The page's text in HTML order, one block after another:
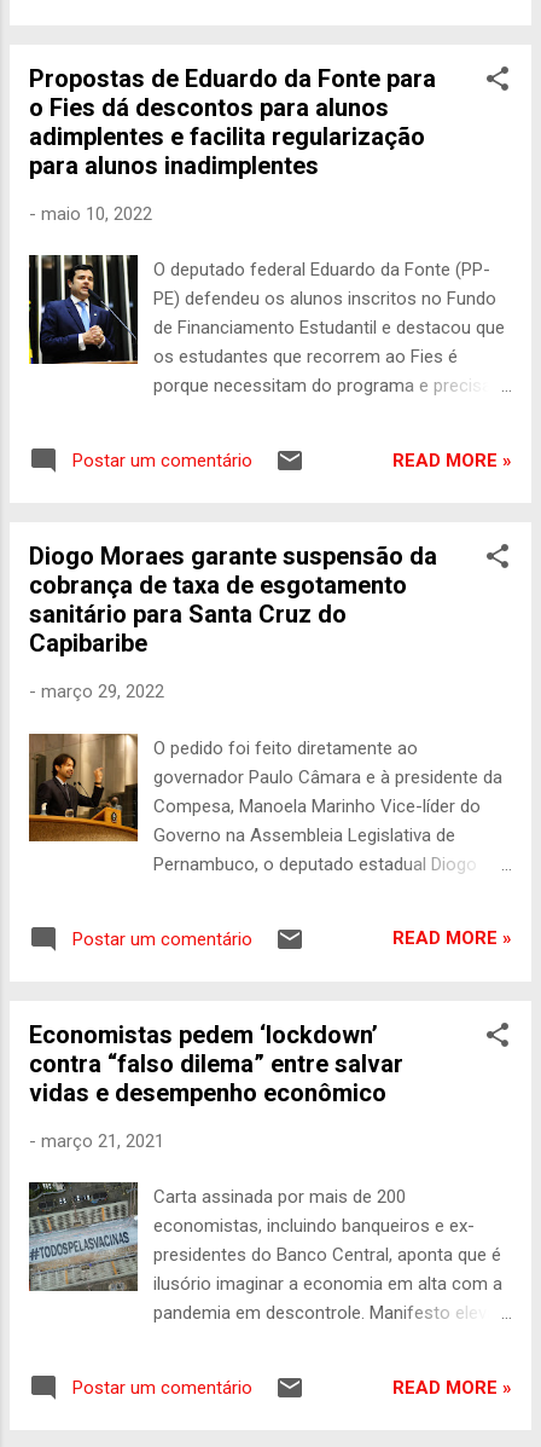
Propostas de Eduardo da Fonte para
o Fies dá descontos para alunos
adimplentes e facilita regularização
para alunos inadimplentes
- maio 10, 2022
O deputado federal Eduardo da Fonte (PP-
PE) defendeu os alunos inscritos no Fundo
de Financiamento Estudantil e destacou que
os estudantes que recorrem ao Fies é
porque necessitam do programa e precisam
alteram a cobrança de créditos do Fies. Uma
devedor para os bons pagadores. Outra
medida (Emenda 68 à MPV 1090/21), anistia
as parcelas restantes do financiamento para
Covid-19. O deputado também propõe
para os alunos com dívidas com o programa
para colocar o pagamento em dia. “Os
estudantes que contratam o Fies precisam
deste auxílio para levar adiante os estudos e
sua qualificação. A prioridade do Governo
profissionais, reconhecer os bons
Postar um comentário READ MORE »
Diogo Moraes garante suspensão da
cobrança de taxa de esgotamento
sanitário para Santa Cruz do
Capibaribe
- março 29, 2022
O pedido foi feito diretamente ao
governador Paulo Câmara e à presidente da
Compesa, Manoela Marinho Vice-líder do
Governo na Assembleia Legislativa de
Pernambuco, o deputado estadual Diogo
de Santa Cruz do Capibaribe. A tarifa seria
regular de água seja feito no município. O
pedido foi feito diretamente ao governador
Paulo Câmara e à presidente da Compesa,
partir de maio, mas será suspensa depois da
“Conversamos com a presidente da
Compesa, Manoela Marinho, e com o
governador Paulo Câmara. O povo de Santa
Cruz do Capibaribe não pode receber mais
uma conta para pagar quando a água ainda
população. Precisamos que a Adutora do
Postar um comentário READ MORE »
Economistas pedem ‘lockdown’
contra “falso dilema” entre salvar
vidas e desempenho econômico
- março 21, 2021
Carta assinada por mais de 200
economistas, incluindo banqueiros e ex-
presidentes do Banco Central, aponta que é
ilusório imaginar a economia em alta com a
pandemia em descontrole. Manifesto eleva
frase "Todos pelas vacinas" é vista no
Postar um comentário READ MORE »